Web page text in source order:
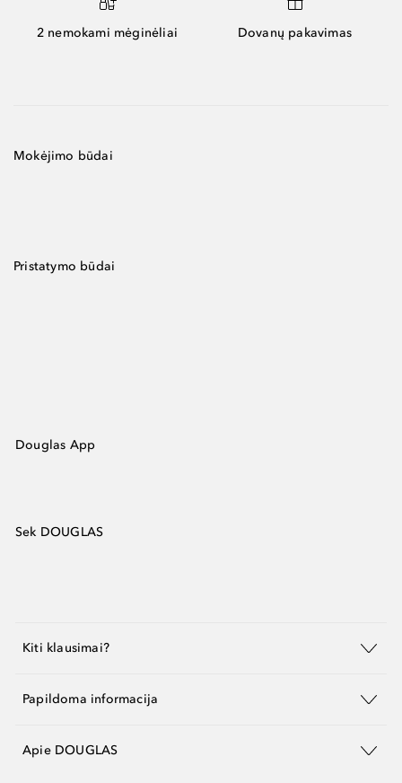
2 nemokami mėginėliai Dovanų pakavimas
Mokėjimo būdai
Pristatymo būdai
Douglas App
Sek DOUGLAS
Kiti klausimai?
Papildoma informacija
Apie DOUGLAS